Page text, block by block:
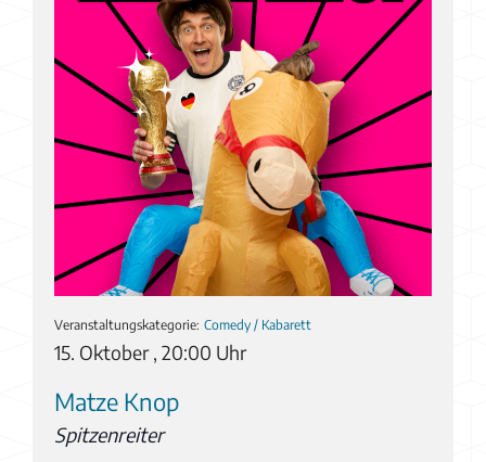
15. Oktober , 20:00 Uhr
Veranstaltungskategorie: Comedy / Kabarett
Matze Knop
Spitzenreiter